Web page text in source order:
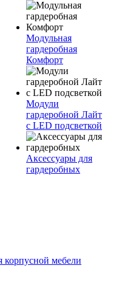
Модульная
гардеробная
Комфорт
Модули
гардеробной Лайт
с LED подсветкой
Аксессуары для
гардеробных